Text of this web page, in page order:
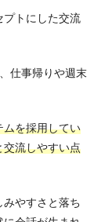
プトにした交流
仕事帰りや週末
ムを採用してい
交流しやすい点
みやすさと落ち